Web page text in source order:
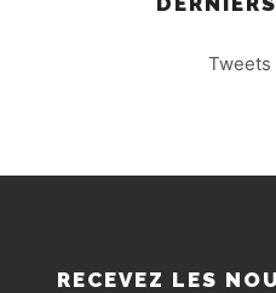
Tweets
RECEVEZ LES